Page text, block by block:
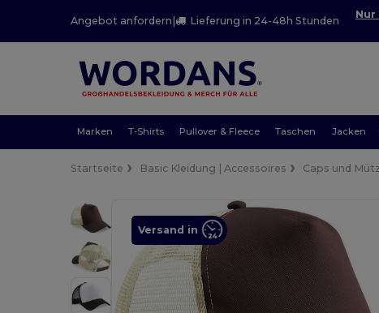
Angebot anfordern | Lieferung in 24-48h Stunden
Nur
Marken T-Shirts Pullover & Fleece Taschen Jacken
Startseite Basic Kleidung | Accessoires Caps und
Versand in